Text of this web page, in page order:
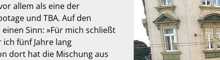
allem als eine der
und TBA. Auf den
Sinn: »Für mich schließt
fünf Jahre lang
dort hat die Mischung aus